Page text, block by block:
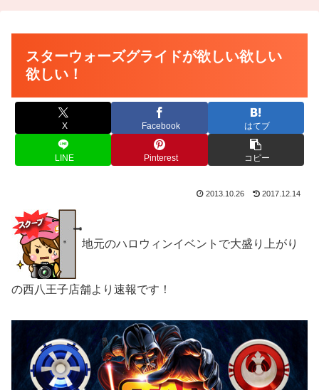
スターウォーズグライドが欲しい欲しい
欲しい！
X Facebook はてブ
LINE Pinterest コピー
2013.10.26 2017.12.14
地元のハロウィンイベントで大盛り上がり
の西八王子店舗より速報です！